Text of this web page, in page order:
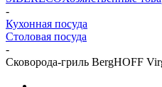
-
Кухонная посуда
Столовая посуда
-
Сковорода-гриль BergHOFF